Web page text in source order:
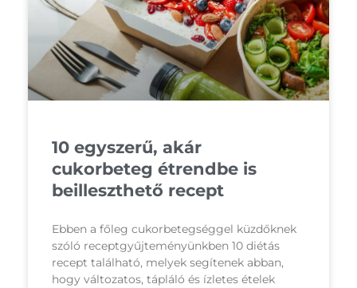
10 egyszerű, akár
cukorbeteg étrendbe is
beilleszthető recept
Ebben a főleg cukorbetegséggel küzdőknek
szóló receptgyűjteményünkben 10 diétás
recept található, melyek segítenek abban,
hogy változatos, tápláló és ízletes ételek